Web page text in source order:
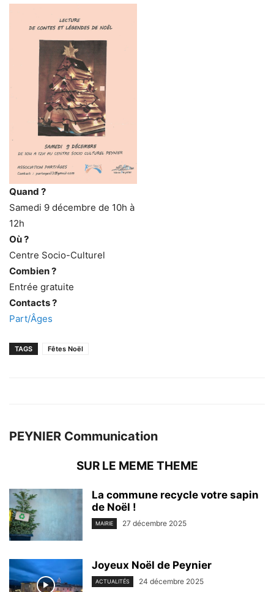
Quand ?
Samedi 9 décembre de 10h à
12h
Où ?
Centre Socio-Culturel
Combien ?
Entrée gratuite
Contacts ?
Part/Âges
TAGS Fêtes Noël
PEYNIER Communication
SUR LE MEME THEME
La commune recycle votre sapin
de Noël !
MAIRIE 27 décembre 2025
Joyeux Noël de Peynier
ACTUALITÉS 24 décembre 2025